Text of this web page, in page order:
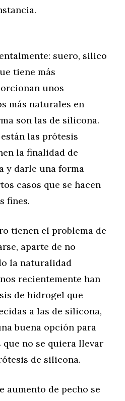
suero, silico
tiene más
unos
más naturales en
son las de silicona.
las prótesis
la finalidad de
y darle una forma
casos que se hacen
fines.
tienen el problema de
aparte de no
la naturalidad
recientemente han
de hidrogel que
a las de silicona,
buena opción para
no se quiera llevar
de silicona.
aumento de pecho se